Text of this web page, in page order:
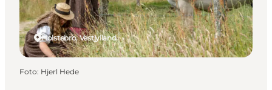
Planlæg din ferie
Holstebro, Vestjylland
Foto: Hjerl Hede